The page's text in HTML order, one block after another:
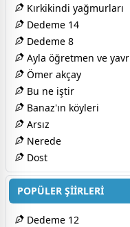
Kırkikindi yağmurları
Dedeme 14
Dedeme 8
Ayla öğretmen ve
Ömer akçay
Bu ne iştir
Banaz'ın köyleri
Arsız
Nerede
Dost
POPÜLER ŞİİRLERİ
Dedeme 12